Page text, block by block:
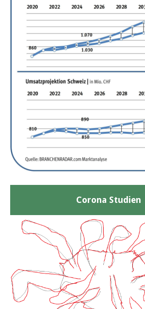
Corona Studien